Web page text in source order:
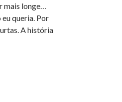
mais longe…
queria. Por
A história